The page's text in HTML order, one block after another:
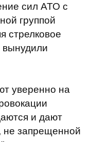
сил АТО с
группой
стрелковое
вынудили
уверенно на
и дают
не запрещенной